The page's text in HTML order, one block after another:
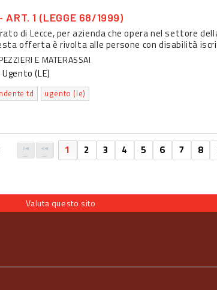
ART. 1 (LEGGE 68/1999)
di Lecce, per azienda che opera nel settore
offerta è rivolta alle persone con disabilità
E MATERASSAI
Ugento (LE)
td ugento (le)
1 2 3 4 5 6 7 8
Valuta questo sito